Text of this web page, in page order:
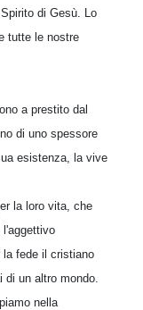
di Gesù. Lo
tutte le nostre
a prestito dal
di uno spessore
esistenza, la vive
la loro vita, che
l'aggettivo
fede il cristiano
un altro mondo.
nella